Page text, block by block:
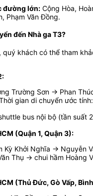
đường lớn: Cộng Hòa,
Phạm Văn Đồng.
đến Nhà ga T3?
khách có thể tham
Trường Sơn → Phan
gian di chuyển ước
bus nội bộ (tần suất
(Quận 1, Quận 3):
Kỳ Khởi Nghĩa → Nguyễn
Thụ → chui hầm Hoàng
(Thủ Đức, Gò Vấp,